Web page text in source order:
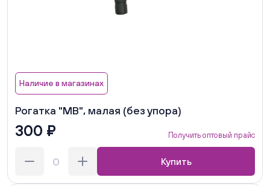
Наличие в магазинах
Рогатка "МВ", малая (без упора)
300 ₽ Получить оптовый прайс
Купить